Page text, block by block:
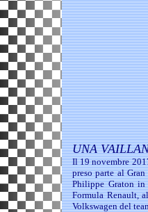
UNA
Il 19 novembre
preso parte al
Philippe Graton in
Formula Renault,
Volkswagen del